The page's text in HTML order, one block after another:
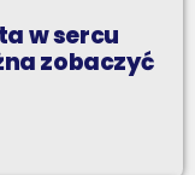
w sercu
zobaczyć